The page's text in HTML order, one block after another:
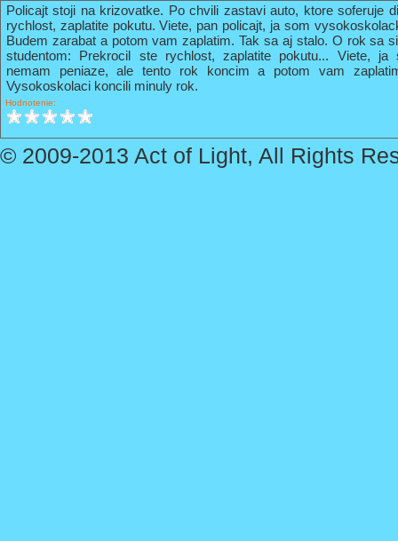
Policajt stoji na krizovatke. Po chvili zastavi auto, ktore soferuje
rychlost, zaplatite pokutu. Viete, pan policajt, ja som
Budem zarabat a potom vam zaplatim. Tak sa aj stalo. O rok sa
studentom: Prekrocil ste rychlost, zaplatite pokutu... Viete,
nemam peniaze, ale tento rok koncim a potom vam
Vysokoskolaci koncili minuly rok.
Hodnotenie:
© 2009-2013 Act of Light, All Rights